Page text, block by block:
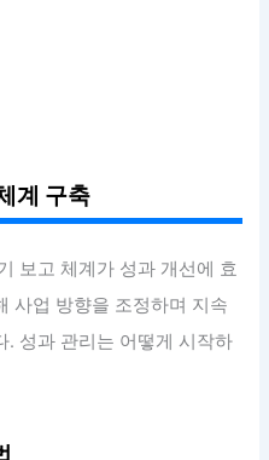
계 구축
보고 체계가 성과 개선에 효
사업 방향을 조정하며 지속
. 성과 관리는 어떻게 시작하